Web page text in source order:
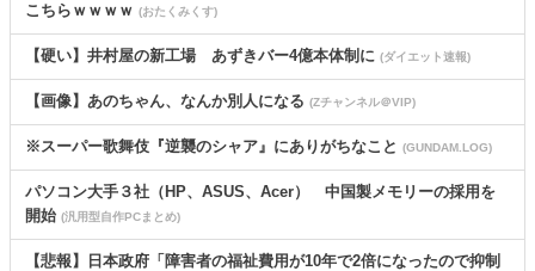
こちらｗｗｗｗ (おたくみくす)
【硬い】井村屋の新工場 あずきバー4億本体制に (ダイエット速報)
【画像】あのちゃん、なんか別人になる (Zチャンネル＠VIP)
※スーパー歌舞伎『逆襲のシャア』にありがちなこと (GUNDAM.LOG)
パソコン大手３社（HP、ASUS、Acer） 中国製メモリーの採用を
開始 (汎用型自作PCまとめ)
【悲報】日本政府「障害者の福祉費用が10年で2倍になったので抑制